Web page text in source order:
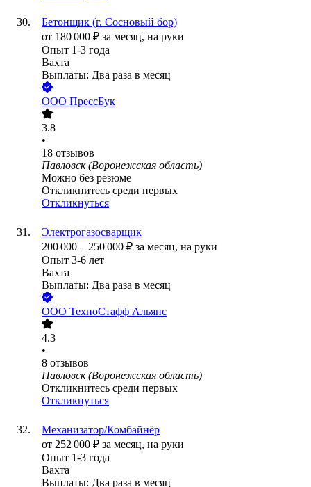
Бетонщик (г. Сосновый бор)
от 180 000 ₽ за месяц, на руки
Опыт 1-3 года
Вахта
Выплаты: Два раза в месяц
ООО ПрессБук
3.8
•
18 отзывов
Павловск (Воронежская область)
Можно без резюме
Откликнитесь среди первых
Откликнуться
Электрогазосварщик
200 000 – 250 000 ₽ за месяц, на руки
Опыт 3-6 лет
Вахта
Выплаты: Два раза в месяц
ООО ТехноСтафф Альянс
4.3
•
8 отзывов
Павловск (Воронежская область)
Откликнитесь среди первых
Откликнуться
Механизатор/Комбайнёр
от 252 000 ₽ за месяц, на руки
Опыт 1-3 года
Вахта
Выплаты: Два раза в месяц